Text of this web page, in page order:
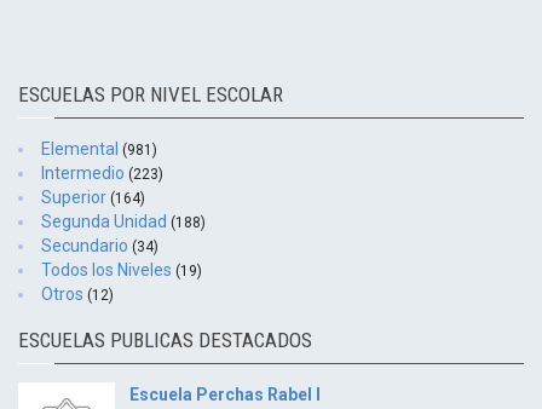
ESCUELAS POR NIVEL ESCOLAR
Elemental (981)
Intermedio (223)
Superior (164)
Segunda Unidad (188)
Secundario (34)
Todos los Niveles (19)
Otros (12)
ESCUELAS PUBLICAS DESTACADOS
Escuela Perchas Rabel I